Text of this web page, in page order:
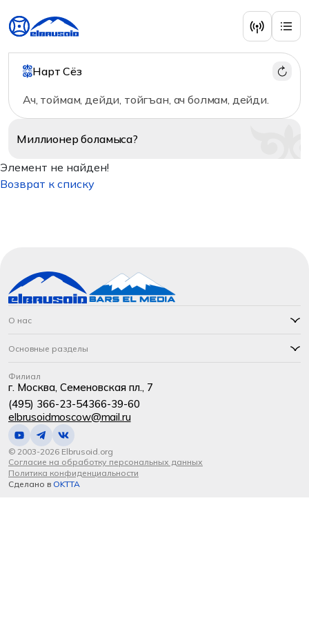
Нарт Сёз
Ач, тоймам, дейди, тойгъан, ач болмам, дейди.
Миллионерболамыса?
Элемент не найден!
Возврат к списку
О нас
Основные разделы
Филиал
г. Москва, Семеновская пл., 7
(495) 366-23-54366-39-60
elbrusoidmoscow@mail.ru
© 2003-2026 Elbrusoid.org
Согласие на обработку персональных данных
Политика конфиденциальности
Сделано в OKTTA